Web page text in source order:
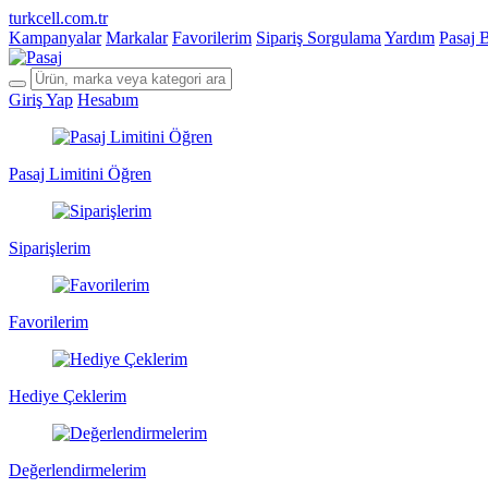
turkcell.com.tr
Kampanyalar Markalar Favorilerim Sipariş Sorgulama Yardım Pasaj
Giriş Yap Hesabım
Pasaj Limitini Öğren
Siparişlerim
Favorilerim
Hediye Çeklerim
Değerlendirmelerim